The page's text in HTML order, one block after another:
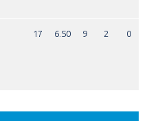
17 6.50 9 2 0